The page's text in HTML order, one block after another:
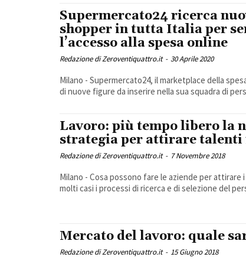
Supermercato24 ricerca
shopper in tutta Italia per
l’accesso alla spesa online
Redazione di Zeroventiquattro.it - 30 Aprile 2020
Milano - Supermercato24, il marketplace della
Lavoro: più tempo libero la
strategia per attirare talenti
Redazione di Zeroventiquattro.it - 7 Novembre 2018
Milano - Cosa possono fare le aziende per attirare
molti casi i processi di ricerca e di selezione del
Mercato del lavoro: quale
Redazione di Zeroventiquattro.it - 15 Giugno 2018